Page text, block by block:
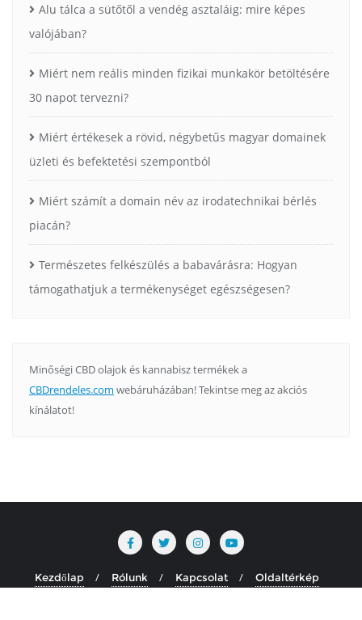
Alu tálca a sütőtől a vendég asztaláig: mire képes
valójában?
Miért nem reális minden fizikai munkakör betöltésére
30 napot tervezni?
Miért értékesek a rövid, négybetűs magyar domainek
üzleti és befektetési szempontból
Miért számít a domain név az irodatechnikai bérlés
piacán?
Természetes felkészülés a babavárásra: Hogyan
támogathatjuk a termékenységet egészségesen?
Minőségi CBD olajok és kannabisz termékek a
CBDrendeles.com webáruházában! Tekintse meg az akciós
kínálatot!
Kezdőlap Rólunk Kapcsolat Oldaltérkép